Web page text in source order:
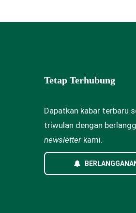
Tetap Terhubung
Dapatkan kabar terbaru
triwulan dengan
newsletter kami.